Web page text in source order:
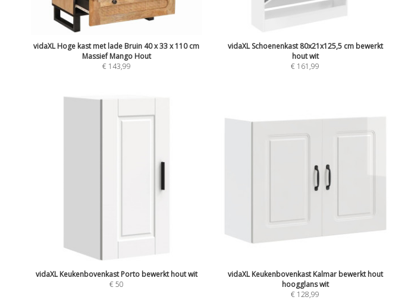
vidaXL Hoge kast met lade Bruin 40 x 33 x 110 cm
Massief Mango Hout
€ 143,99
vidaXL Schoenenkast 80x21x125,5 cm bewerkt
hout wit
€ 161,99
vidaXL Keukenbovenkast Porto bewerkt hout wit
€50
vidaXL Keukenbovenkast Kalmar bewerkt hout
hoogglans wit
€ 128,99